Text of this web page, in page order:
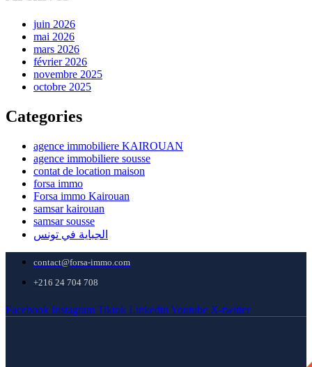
juin 2026
mai 2026
mars 2026
février 2026
novembre 2025
octobre 2025
Categories
agence immobiliere KAIROUAN
agence immobiliere sousse
contat de location maison
forsa immo
Forsa immo Kairouan
samsar kairouan
samsar sousse
الجباية في تونس
contact@forsa-immo.com
+216 24 704 708
Facebook Instagram Tiktok Linkedin Youtube X-twitter